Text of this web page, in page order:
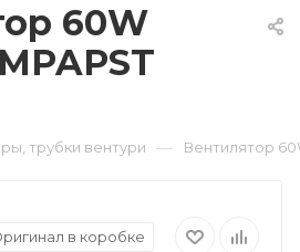
60W
трубки вентури — Вентилятор
в коробке